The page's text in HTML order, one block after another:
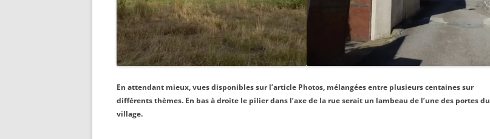
En attendant mieux, vues disponibles sur l’article Photos, mélangées entre plusieurs centaines sur
différents thèmes. En bas à droite le pilier dans l’axe de la rue serait un lambeau de l’une des portes du
village.